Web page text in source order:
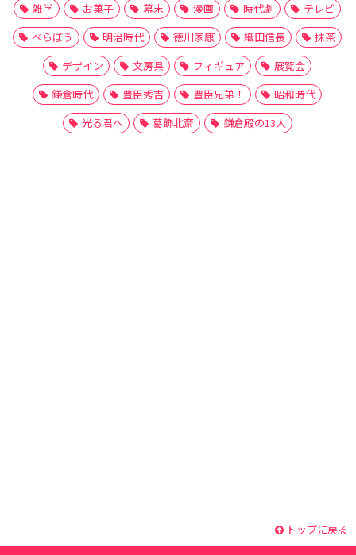
雑学
お菓子 幕末 漫画 時代劇
テレビ
べらぼう
明治時代 徳川家康 織田信長
抹茶
デザイン
文房具 フィギュア
展覧会
鎌倉時代
豊臣秀吉 豊臣兄弟！
昭和時代
光る君へ
葛飾北斎 鎌倉殿の13人
トップに戻る